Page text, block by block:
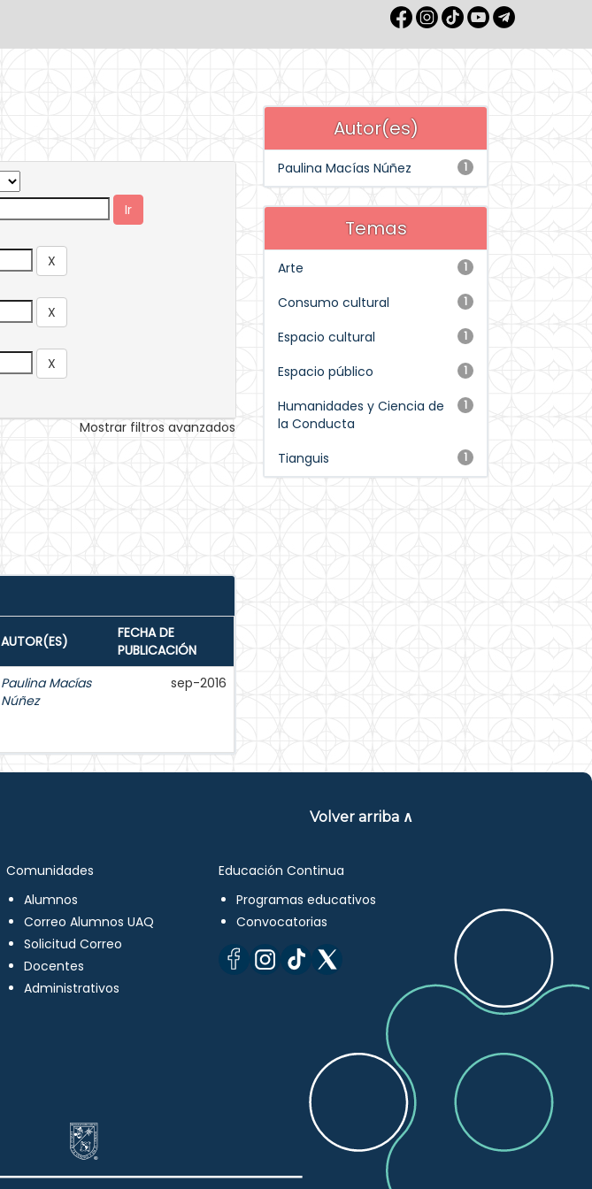
Mostrar filtros avanzados
AUTOR(ES)
FECHA DE
PUBLICACIÓN
Paulina Macías
Núñez
sep-2016
Autor(es)
1
Paulina Macías Núñez
Temas
1
Arte
1
Consumo cultural
1
Espacio cultural
1
Espacio público
1
Humanidades y Ciencia de
la Conducta
1
Tianguis
Volver arriba ∧
Comunidades
Alumnos
Correo Alumnos UAQ
Solicitud Correo
Docentes
Administrativos
Educación Continua
Programas educativos
Convocatorias